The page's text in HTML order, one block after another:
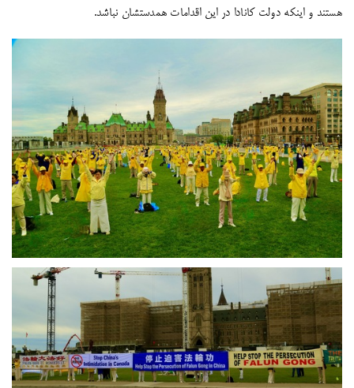
هستند و اینکه دولت کانادا در این اقدامات همدستشان نباشد.